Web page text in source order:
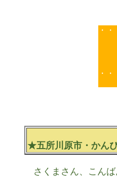
・
・
★五所川原市・かん
さくまさん、こんば